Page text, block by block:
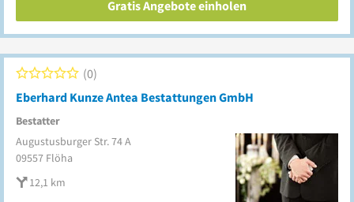
Gratis Angebote einholen
Eberhard Kunze Antea Bestattungen GmbH
Bestatter
0
Augustusburger Str. 74 A
09557 Flöha
12,1 km